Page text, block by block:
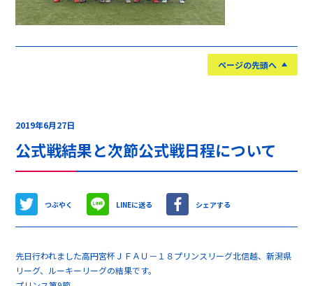
ページの先頭へ
2019年6月27日
公式戦結果と次節公式戦日程について
つぶやく LINEに送る シェアする
先日行われました高円宮杯ＪＦＡＵ－１８プリンスリーグ北信越、新潟県
リーグ、ルーキーリーグの結果です。